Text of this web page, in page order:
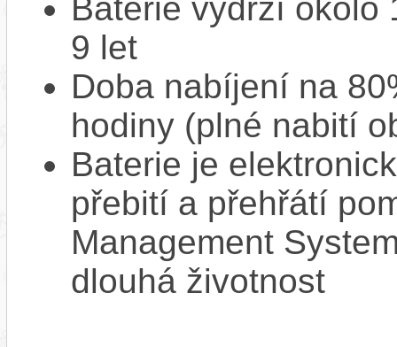
Baterie vydrží okolo
9 let
Doba nabíjení na
hodiny (plné nabití
Baterie je
přebití a přehřátí
Management
dlouhá životnost